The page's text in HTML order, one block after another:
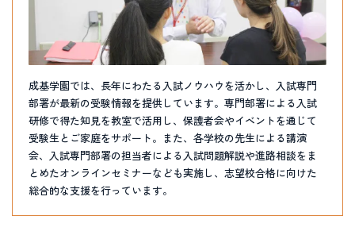
成基学園では、長年にわたる入試ノウハウを活かし、入試専門
部署が最新の受験情報を提供しています。専門部署による入試
研修で得た知見を教室で活用し、保護者会やイベントを通じて
受験生とご家庭をサポート。また、各学校の先生による講演
会、入試専門部署の担当者による入試問題解説や進路相談をま
とめたオンラインセミナーなども実施し、志望校合格に向けた
総合的な支援を行っています。